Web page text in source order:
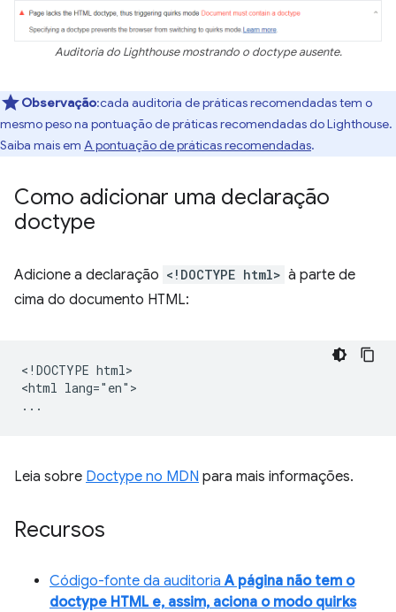
Auditoria do Lighthouse mostrando o doctype ausente.
Observação:cada auditoria de práticas recomendadas tem o
mesmo peso na pontuação de práticas recomendadas do Lighthouse.
Saiba mais em A pontuação de práticas recomendadas.
Como adicionar uma declaração
doctype
Adicione a declaração <!DOCTYPE html> à parte de
cima do documento HTML:
<!DOCTYPE html>
<html lang="en">
Leia sobre Doctype no MDN para mais informações.
Recursos
Código-fonte da auditoriaA página não tem o
doctype HTML e, assim, aciona o modo quirks